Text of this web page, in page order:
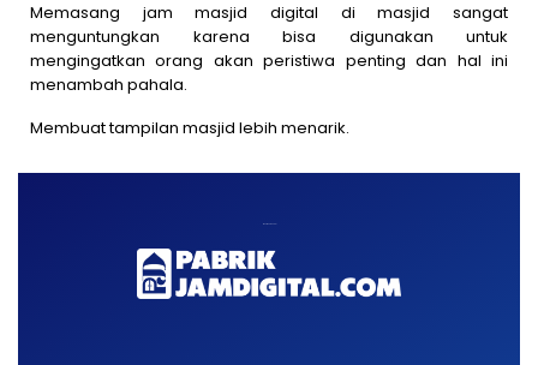
Memasang jam masjid digital di masjid sangat
menguntungkan karena bisa digunakan untuk
mengingatkan orang akan peristiwa penting dan hal ini
menambah pahala.
Membuat tampilan masjid lebih menarik.